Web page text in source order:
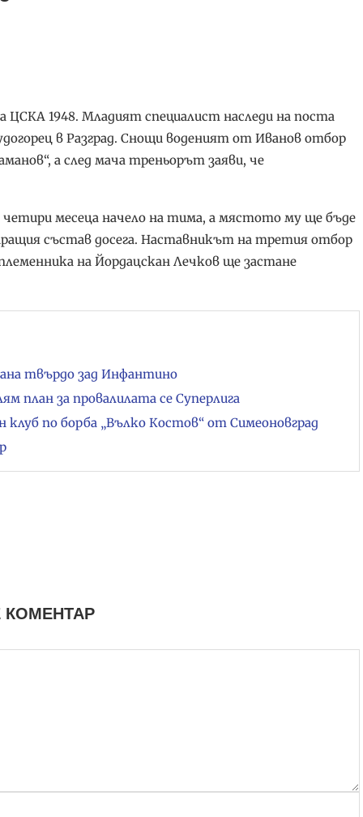
ЦСКА 1948. Младият специалист наследи на поста
в Разград. Снощи воденият от Иванов отбор
а след мача треньорът заяви, че
четири месеца начело на тима, а мястото му ще бъде
състав досега. Наставникът на третия отбор
на Йордацскан Лечков ще застане
твърдо зад Инфантино
план за провалилата се Суперлига
по борба „Вълко Костов“ от Симеоновград
КОМЕНТАР